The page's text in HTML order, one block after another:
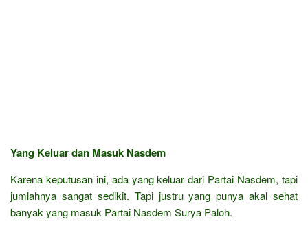
Yang Keluar dan Masuk Nasdem
Karena keputusan ini, ada yang keluar dari Partai Nasdem, tapi
jumlahnya sangat sedikit. Tapi justru yang punya akal sehat
banyak yang masuk Partai Nasdem Surya Paloh.